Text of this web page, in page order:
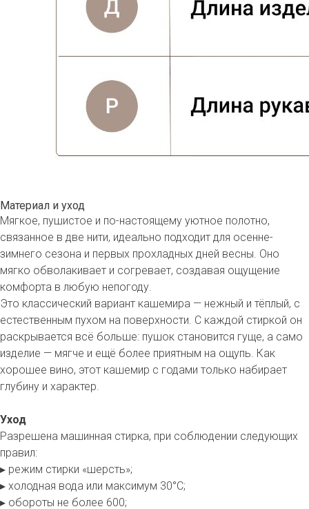
Материал и уход
Мягкое, пушистое и по-настоящему уютное полотно,
связанное в две нити, идеально подходит для осенне-
зимнего сезона и первых прохладных дней весны. Оно
мягко обволакивает и согревает, создавая ощущение
комфорта в любую непогоду.
Это классический вариант кашемира — нежный и тёплый, с
естественным пухом на поверхности. С каждой стиркой он
раскрывается всё больше: пушок становится гуще, а само
изделие — мягче и ещё более приятным на ощупь. Как
хорошее вино, этот кашемир с годами только набирает
глубину и характер.
Уход
Разрешена машинная стирка, при соблюдении следующих
правил:
▸ режим стирки «шерсть»;
▸ холодная вода или максимум 30°С;
▸ обороты не более 600;